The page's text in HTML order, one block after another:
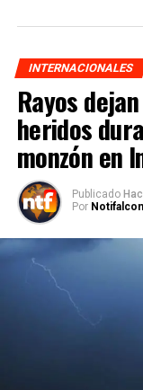
INTERNACIONALES
Rayos
heridos
monzón en
Publicado
Por Notifalcon